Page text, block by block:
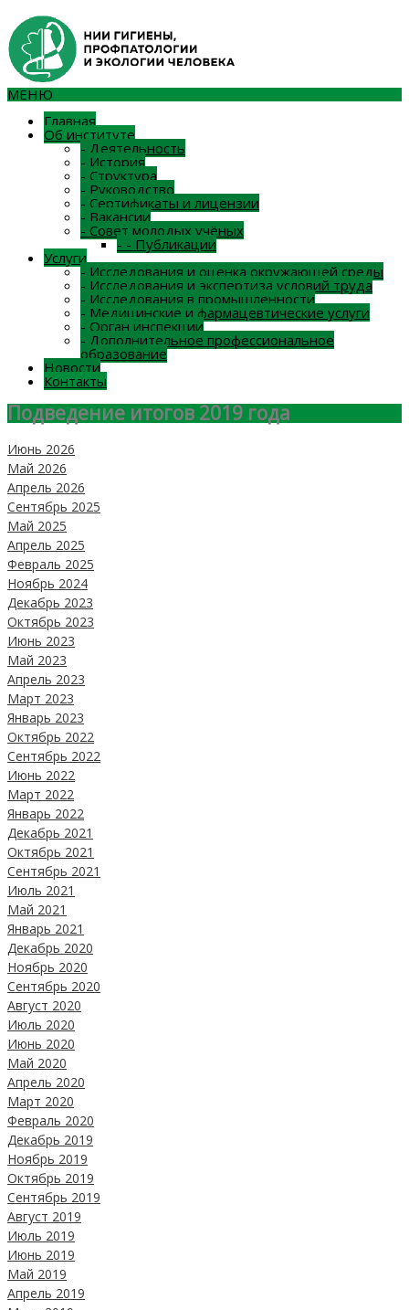
МЕНЮ
Главная
Об институте
- Деятельность
- История
- Структура
- Руководство
- Сертификаты и лицензии
- Вакансии
- Совет молодых учёных
- - Публикации
Услуги
- Исследования и оценка окружающей среды
- Исследования и экспертиза условий труда
- Исследования в промышленности
- Медицинские и фармацевтические услуги
- Орган инспекции
- Дополнительное профессиональное
образование
Новости
Контакты
Подведение итогов 2019 года
Июнь 2026
Май 2026
Апрель 2026
Сентябрь 2025
Май 2025
Апрель 2025
Февраль 2025
Ноябрь 2024
Декабрь 2023
Октябрь 2023
Июнь 2023
Май 2023
Апрель 2023
Март 2023
Январь 2023
Октябрь 2022
Сентябрь 2022
Июнь 2022
Март 2022
Январь 2022
Декабрь 2021
Октябрь 2021
Сентябрь 2021
Июль 2021
Май 2021
Январь 2021
Декабрь 2020
Ноябрь 2020
Сентябрь 2020
Август 2020
Июль 2020
Июнь 2020
Май 2020
Апрель 2020
Март 2020
Февраль 2020
Декабрь 2019
Ноябрь 2019
Октябрь 2019
Сентябрь 2019
Август 2019
Июль 2019
Июнь 2019
Май 2019
Апрель 2019